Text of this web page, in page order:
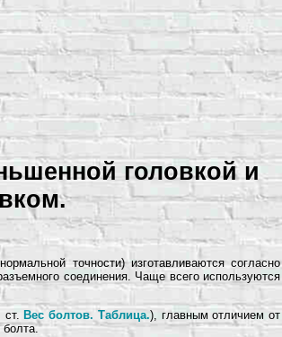
головкой и
точности) изготавливаются согласно
соединения. Чаще всего используются
ст. Вес болтов. Таблица.), главным отличием от
болта.